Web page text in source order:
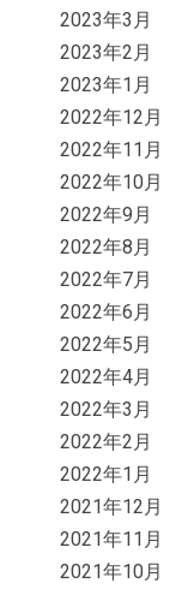
2023年3月
2023年2月
2023年1月
2022年12月
2022年11月
2022年10月
2022年9月
2022年8月
2022年7月
2022年6月
2022年5月
2022年4月
2022年3月
2022年2月
2022年1月
2021年12月
2021年11月
2021年10月